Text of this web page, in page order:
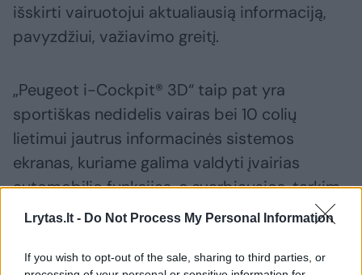
Lrytas.lt - Do Not Process My Personal Information
If you wish to opt-out of the sale, sharing to third parties, or
išskirti vairuotojui aktualiausią informaciją,
pavyzdžiui, važiavimo greitį.
„Peugeot i-Cockpit® 3D“ taip pat yra
sportiškas nedidelis vairas bei 10 colių
lietimui jautrus informacinės sistemos
ekranas, kuriame galima valdyti įvairias
automobilio funkcijas, o svarbiausios, tarkim,
avarinis signalas, yra įjungiamos mygtukais.
Naująją abiejų modelių „Peugeot“ eksterjero